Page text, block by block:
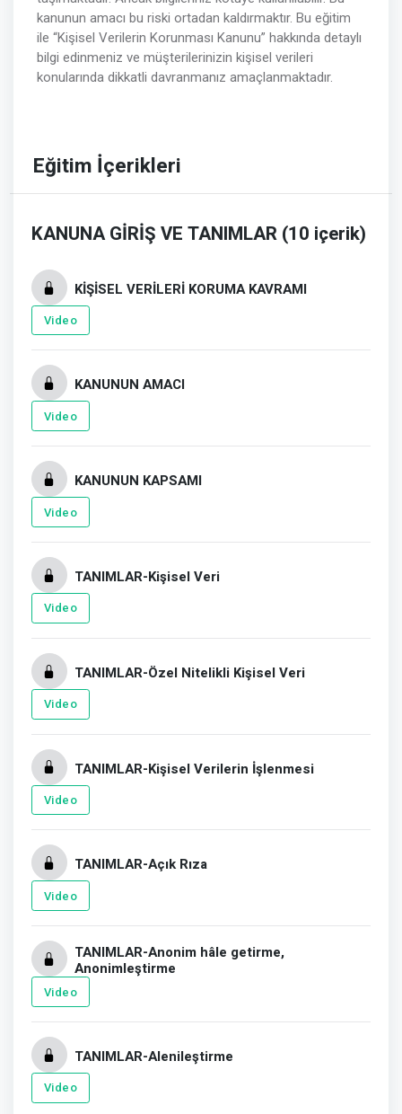
kanunun amacı bu riski ortadan kaldırmaktır. Bu eğitim
ile “Kişisel Verilerin Korunması Kanunu” hakkında detaylı
bilgi edinmeniz ve müşterilerinizin kişisel verileri
konularında dikkatli davranmanız amaçlanmaktadır.
Eğitim İçerikleri
KANUNA GİRİŞ VE TANIMLAR (10 içerik)
KİŞİSEL VERİLERİ KORUMA KAVRAMI
Video
KANUNUN AMACI
Video
KANUNUN KAPSAMI
Video
TANIMLAR-Kişisel Veri
Video
TANIMLAR-Özel Nitelikli Kişisel Veri
Video
TANIMLAR-Kişisel Verilerin İşlenmesi
Video
TANIMLAR-Açık Rıza
Video
TANIMLAR-Anonim hâle getirme,
Anonimleştirme
Video
TANIMLAR-Alenileştirme
Video